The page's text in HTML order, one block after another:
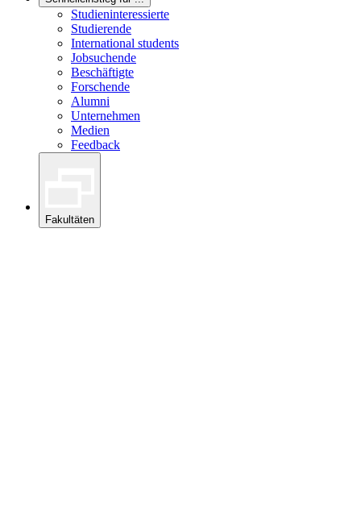
Studieninteressierte
Studierende
International students
Jobsuchende
Beschäftigte
Forschende
Alumni
Unternehmen
Medien
Feedback
Fakultäten